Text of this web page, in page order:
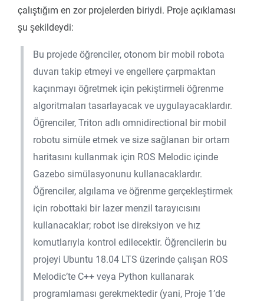
çalıştığım en zor projelerden biriydi. Proje açıklaması
şu şekildeydi:
Bu projede öğrenciler, otonom bir mobil robota
duvarı takip etmeyi ve engellere çarpmaktan
kaçınmayı öğretmek için pekiştirmeli öğrenme
algoritmaları tasarlayacak ve uygulayacaklardır.
Öğrenciler, Triton adlı omnidirectional bir mobil
robotu simüle etmek ve size sağlanan bir ortam
haritasını kullanmak için ROS Melodic içinde
Gazebo simülasyonunu kullanacaklardır.
Öğrenciler, algılama ve öğrenme gerçekleştirmek
için robottaki bir lazer menzil tarayıcısını
kullanacaklar; robot ise direksiyon ve hız
komutlarıyla kontrol edilecektir. Öğrencilerin bu
projeyi Ubuntu 18.04 LTS üzerinde çalışan ROS
Melodic’te C++ veya Python kullanarak
programlaması gerekmektedir (yani, Proje 1’de